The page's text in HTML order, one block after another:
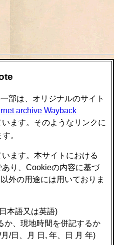
部は、オリジナルのサイト
archive Wayback
ます。そのようなリンクに
。
ます。本サイトにおける
り、Cookieの内容に基づ
外の用途には用いておりま
本語又は英語)
か、現地時間を併記するか
/日、月 日, 年、日 月 年)